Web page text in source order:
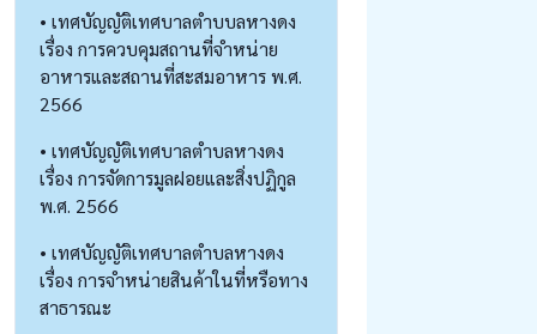
• เทศบัญญัติเทศบาลตำบบลหางดง
เรื่อง การควบคุมสถานที่จำหน่าย
อาหารและสถานที่สะสมอาหาร พ.ศ.
2566
• เทศบัญญัติเทศบาลตำบลหางดง
เรื่อง การจัดการมูลฝอยและสิ่งปฏิกูล
พ.ศ. 2566
• เทศบัญญัติเทศบาลตำบลหางดง
เรื่อง การจำหน่ายสินค้าในที่หรือทาง
สาธารณะ